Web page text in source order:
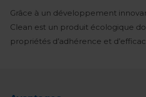
Grâce à un développement
Clean est un produit écologique
propriétés d’adhérence et